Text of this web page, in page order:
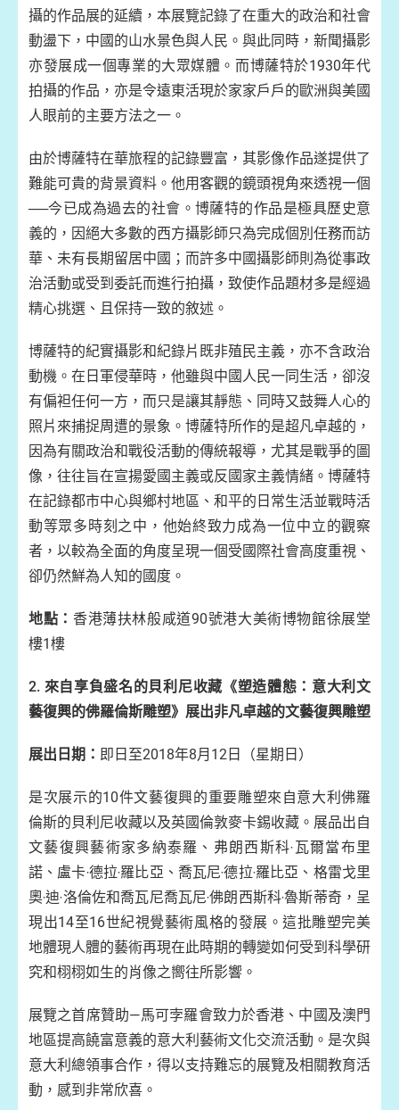
攝的作品展的延續，本展覽記錄了在重大的政治和社會
動盪下，中國的山水景色與人民。與此同時，新聞攝影
亦發展成一個專業的大眾媒體。而博薩特於1930年代
拍攝的作品，亦是令遠東活現於家家戶戶的歐洲與美國
人眼前的主要方法之一。
由於博薩特在華旅程的記錄豐富，其影像作品遂提供了
難能可貴的背景資料。他用客觀的鏡頭視角來透視一個
──今已成為過去的社會。博薩特的作品是極具歷史意
義的，因絕大多數的西方攝影師只為完成個別任務而訪
華、未有長期留居中國；而許多中國攝影師則為從事政
治活動或受到委託而進行拍攝，致使作品題材多是經過
精心挑選、且保持一致的敘述。
博薩特的紀實攝影和紀錄片既非殖民主義，亦不含政治
動機。在日軍侵華時，他雖與中國人民一同生活，卻沒
有偏袒任何一方，而只是讓其靜態、同時又鼓舞人心的
照片來捕捉周遭的景象。博薩特所作的是超凡卓越的，
因為有關政治和戰役活動的傳統報導，尤其是戰爭的圖
像，往往旨在宣揚愛國主義或反國家主義情緒。博薩特
在記錄都市中心與鄉村地區、和平的日常生活並戰時活
動等眾多時刻之中，他始終致力成為一位中立的觀察
者，以較為全面的角度呈現一個受國際社會高度重視、
卻仍然鮮為人知的國度。
地點： 香港薄扶林般咸道90號港大美術博物館徐展堂
樓1樓
2. 來自享負盛名的貝利尼收藏《塑造體態：意大利文
藝復興的佛羅倫斯雕塑》展出非凡卓越的文藝復興雕塑
展出日期： 即日至2018年8月12日（星期日）
是次展示的10件文藝復興的重要雕塑來自意大利佛羅
倫斯的貝利尼收藏以及英國倫敦麥卡錫收藏。展品出自
文藝復興藝術家多納泰羅、弗朗西斯科‧瓦爾當布里
諾、盧卡‧德拉‧羅比亞、喬瓦尼‧德拉‧羅比亞、格雷戈里
奧‧迪‧洛倫佐和喬瓦尼喬瓦尼‧佛朗西斯科‧魯斯蒂奇，呈
現出14至16世紀視覺藝術風格的發展。這批雕塑完美
地體現人體的藝術再現在此時期的轉變如何受到科學研
究和栩栩如生的肖像之嚮往所影響。
展覽之首席贊助—馬可孛羅會致力於香港、中國及澳門
地區提高饒富意義的意大利藝術文化交流活動。是次與
意大利總領事合作，得以支持難忘的展覽及相關教育活
動，感到非常欣喜。